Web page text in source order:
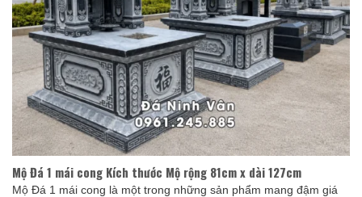
Mộ Đá 1 mái cong Kích thước Mộ rộng 81cm x dài 127cm
Mộ Đá 1 mái cong là một trong những sản phẩm mang đậm giá